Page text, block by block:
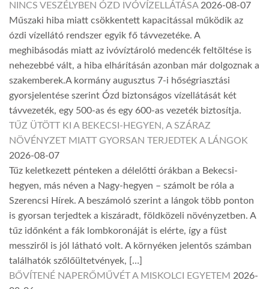
NINCS VESZÉLYBEN ÓZD IVÓVÍZELLÁTÁSA 2026-08-07
Műszaki hiba miatt csökkentett kapacitással működik az
ózdi vízellátó rendszer egyik fő távvezetéke. A
meghibásodás miatt az ivóvíztároló medencék feltöltése is
nehezebbé vált, a hiba elhárításán azonban már dolgoznak a
szakemberek.A kormány augusztus 7-i hőségriasztási
gyorsjelentése szerint Ózd biztonságos vízellátását két
távvezeték, egy 500-as és egy 600-as vezeték biztosítja.
TŰZ ÜTÖTT KI A BEKECSI-HEGYEN, A SZÁRAZ
NÖVÉNYZET MIATT GYORSAN TERJEDTEK A LÁNGOK
2026-08-07
Tűz keletkezett pénteken a délelőtti órákban a Bekecsi-
hegyen, más néven a Nagy-hegyen – számolt be róla a
Szerencsi Hírek. A beszámoló szerint a lángok több ponton
is gyorsan terjedtek a kiszáradt, földközeli növényzetben. A
tűz időnként a fák lombkoronáját is elérte, így a füst
messziről is jól látható volt. A környéken jelentős számban
találhatók szőlőültetvények, […]
BŐVÍTENÉ NAPERŐMŰVÉT A MISKOLCI EGYETEM 2026-